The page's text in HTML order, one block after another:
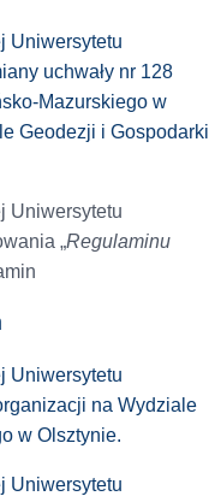
Uniwersytetu
uchwały nr 128
Mazurskiego w
Geodezji i Gospodarki
Uniwersytetu
„Regulaminu
Uniwersytetu
na Wydziale
w Olsztynie.
Uniwersytetu